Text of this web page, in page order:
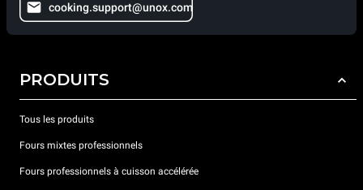
cooking.support@unox.com
PRODUITS
Tous les produits
Fours mixtes professionnels
Fours professionnels à cuisson accélérée